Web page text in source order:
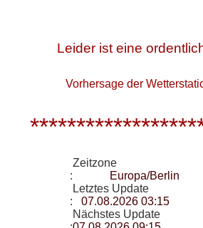
Leider ist eine
Vorhersage der
Zeitzone
:
Europa/Berlin
Letztes Update
: 07.08.2026 03:15
Nächstes Update